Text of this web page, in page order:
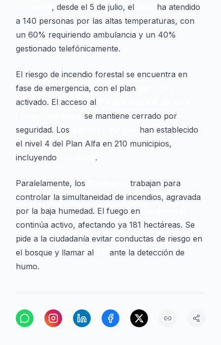
, desde el 5 de julio, el
ha atendido
a 140 personas por las altas temperaturas, con
un 60% requiriendo ambulancia y un 40%
gestionado telefónicamente.
El riesgo de incendio forestal se encuentra en
fase de emergencia, con el plan
activado. El acceso al
se mantiene cerrado por
seguridad. Los
han establecido
el nivel 4 del Plan Alfa en 210 municipios,
incluyendo
.
Paralelamente, los
trabajan para
controlar la simultaneidad de incendios, agravada
por la baja humedad. El fuego en
continúa activo, afectando ya 181 hectáreas. Se
pide a la ciudadanía evitar conductas de riesgo en
el bosque y llamar al
ante la detección de
humo.